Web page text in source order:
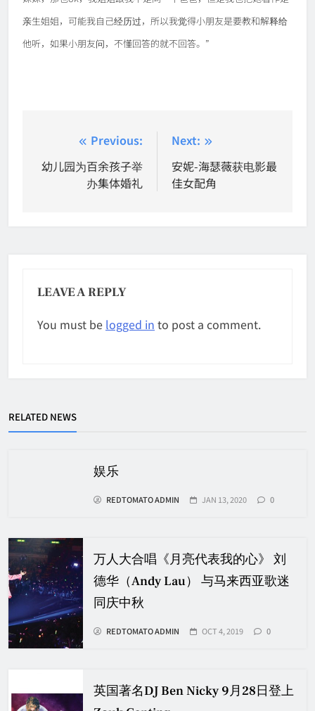
亲生姐姐，可能我自己经历过，所以我觉得小朋友是要教和解释给
他听，如果小朋友问，不懂回答的就不回答。”
navigation
Previous:
幼儿园为百余孩子举
办集体婚礼
Next:
安妮-海瑟薇获电影最
佳女配角
LEAVE A REPLY
You must be logged in to post a comment.
RELATED NEWS
娱乐
REDTOMATO ADMIN JAN 13, 2020 0
万人大合唱《月亮代表我的心》 刘
德华（Andy Lau） 与马来西亚歌迷
同庆中秋
REDTOMATO ADMIN OCT 4, 2019 0
英国著名DJ Ben Nicky 9月28日登上